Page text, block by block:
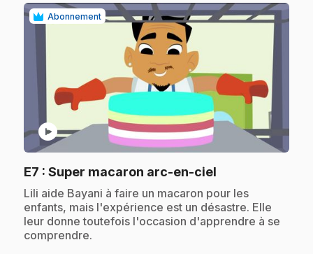
Abonnement
play_circle
E7 : Super macaron arc-en-ciel
.Lili aide Bayani à faire un macaron pour les
enfants, mais l'expérience est un désastre. Elle
leur donne toutefois l'occasion d'apprendre à se
comprendre.